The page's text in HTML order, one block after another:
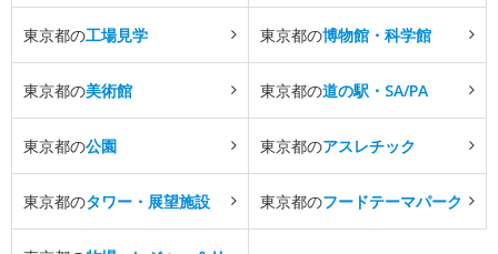
東京都の工場見学 東京都の博物館・科学館
東京都の美術館 東京都の道の駅・SA/PA
東京都の公園 東京都のアスレチック
東京都のタワー・展望施設 東京都のフードテーマパーク